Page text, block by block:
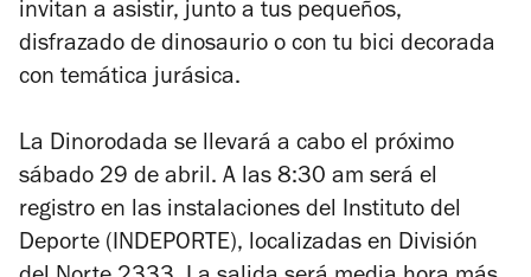
invitan a asistir, junto a tus pequeños,
disfrazado de dinosaurio o con tu bici decorada
con temática jurásica.
La Dinorodada se llevará a cabo el próximo
sábado 29 de abril. A las 8:30 am será el
registro en las instalaciones del Instituto del
Deporte (INDEPORTE), localizadas en División